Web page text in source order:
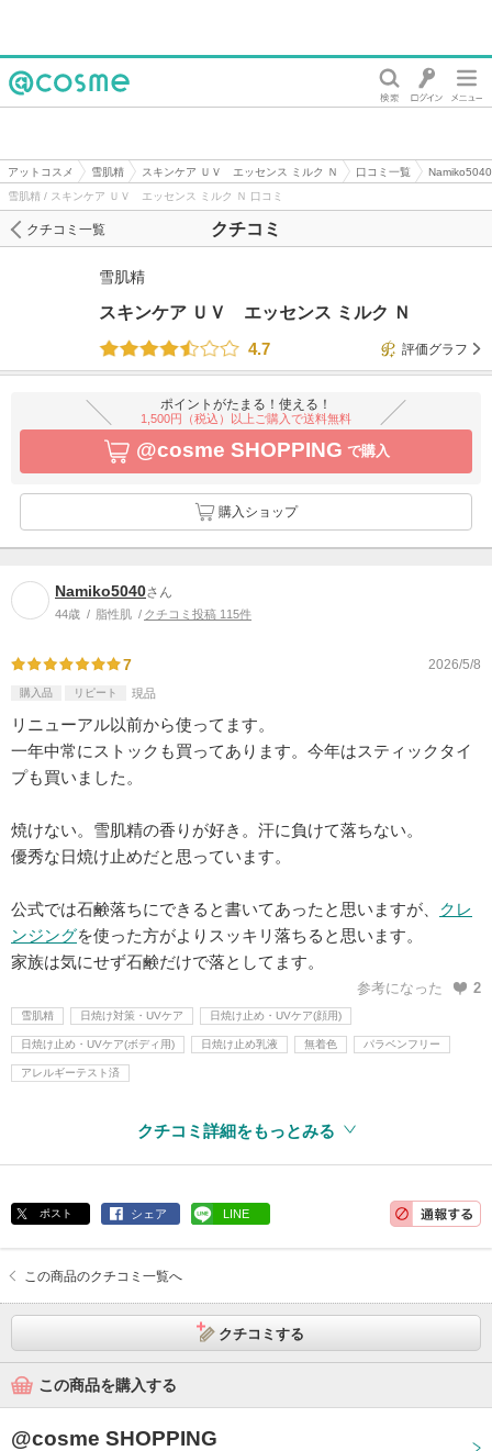
アットコスメ 雪肌精 スキンケア ＵＶ エッセンス ミルク Ｎ 口コミ一覧
雪肌精 / スキンケア ＵＶ エッセンス ミルク Ｎ 口コミ
クチコミ
クチコミ一覧
雪肌精
スキンケア ＵＶ エッセンス ミルク Ｎ
4.7
評価グラフ
ポイントがたまる！使える！
1,500円（税込）以上ご購入で送料無料
@cosme SHOPPING で購入
購入ショップ
Namiko5040さん
44歳 脂性肌 クチコミ投稿 115件
7 2026/5/8
購入品 リピート 現品
リニューアル以前から使ってます。
一年中常にストックも買ってあります。今年はスティックタイ
プも買いました。
焼けない。雪肌精の香りが好き。汗に負けて落ちない。
優秀な日焼け止めだと思っています。
公式では石鹸落ちにできると書いてあったと思いますが、 クレ
ンジングを使った方がよりスッキリ落ちると思います。
家族は気にせず石鹸だけで落としてます。
参考になった 2
雪肌精 日焼け対策・UVケア 日焼け止め・UVケア(顔用)
日焼け止め・UVケア(ボディ用) 日焼け止め乳液 無着色 パラベンフリー
アレルギーテスト済
クチコミ詳細をもっとみる
ポスト シェア LINE
この商品のクチコミ一覧へ
クチコミする
この商品を購入する
@cosme SHOPPING